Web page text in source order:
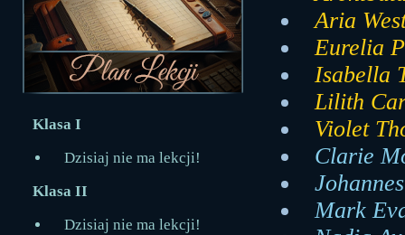
Klasa I
Dzisiaj nie ma lekcji!
Klasa II
Dzisiaj nie ma lekcji!
Aria
Eurelia
Isabella
Lilith
Violet
Clarie
Mark